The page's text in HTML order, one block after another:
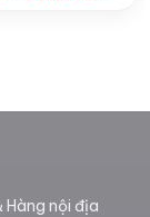
Hàng nội địa